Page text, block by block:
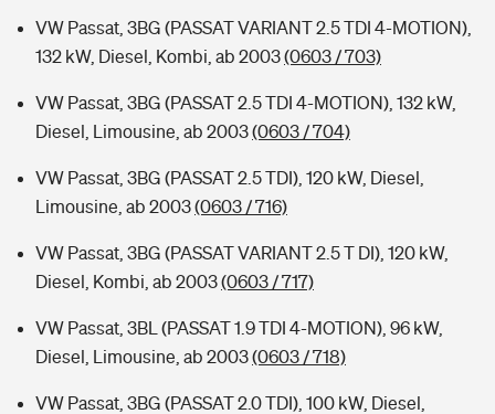
VW Passat, 3BG (PASSAT VARIANT 2.5 TDI 4-MOTION),
132 kW, Diesel, Kombi, ab 2003(0603 / 703)
VW Passat, 3BG (PASSAT 2.5 TDI 4-MOTION), 132 kW,
Diesel, Limousine, ab 2003(0603 / 704)
VW Passat, 3BG (PASSAT 2.5 TDI), 120 kW, Diesel,
Limousine, ab 2003(0603 / 716)
VW Passat, 3BG (PASSAT VARIANT 2.5 T DI), 120 kW,
Diesel, Kombi, ab 2003(0603 / 717)
VW Passat, 3BL (PASSAT 1.9 TDI 4-MOTION), 96 kW,
Diesel, Limousine, ab 2003(0603 / 718)
VW Passat, 3BG (PASSAT 2.0 TDI), 100 kW, Diesel,